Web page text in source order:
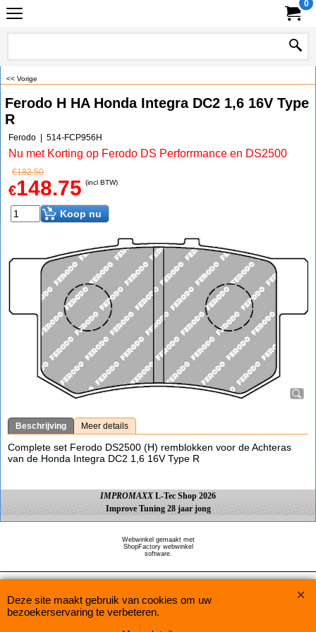
0
<< Vorige
Ferodo H HA Honda Integra DC2 1,6 16V Type
R
Ferodo 514-FCP956H
Nu met Korting op Ferodo DS Perforrmance en DS2500
€182.50
€148.75 (incl BTW)
Koop nu
Beschrijving Meer details
Complete set Ferodo DS2500 (H) remblokken voor de Achteras
van de Honda Integra DC2 1,6 16V Type R
IMPROMAXX L-Tec Shop 2026
Improve Tuning 28 jaar jong
Webwinkel gemaakt met
ShopFactory webwinkel
software.
Deze site maakt gebruik van cookies om uw
bezoekerservaring te verbeteren.